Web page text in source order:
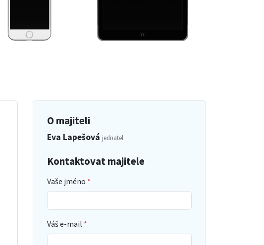
O majiteli
Eva Lapešová jednatel
Kontaktovat majitele
Vaše jméno
Váš e-mail